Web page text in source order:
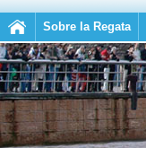
Sobre la Regata